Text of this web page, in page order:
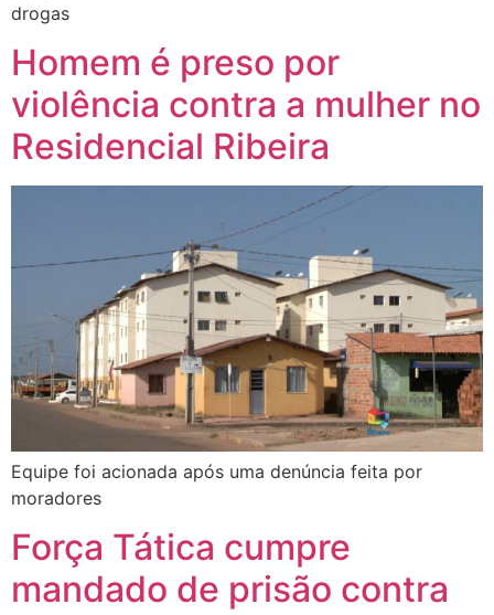
drogas
Homem é preso por
violência contra a mulher no
Residencial Ribeira
Equipe foi acionada após uma denúncia feita por
moradores
Força Tática cumpre
mandado de prisão contra